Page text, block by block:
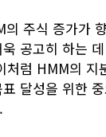
의 주식 증가가
공고히 하는
처럼 HMM의 지
달성을 위한